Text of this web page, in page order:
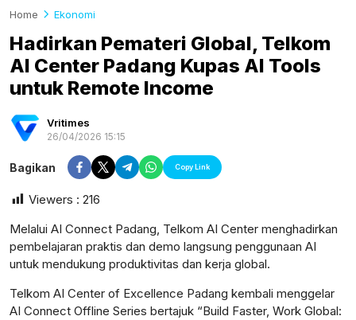
Home Ekonomi
Hadirkan Pemateri Global, Telkom
AI Center Padang Kupas AI Tools
untuk Remote Income
Vritimes
26/04/2026 15:15
Bagikan Copy Link
Viewers : 216
Melalui AI Connect Padang, Telkom AI Center menghadirkan
pembelajaran praktis dan demo langsung penggunaan AI
untuk mendukung produktivitas dan kerja global.
Telkom AI Center of Excellence Padang kembali menggelar
AI Connect Offline Series bertajuk “Build Faster, Work Global: